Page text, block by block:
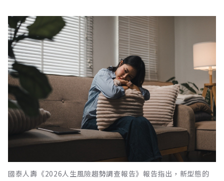
國泰人壽《2026人生風險趨勢調查報告》報告指出，新型態的